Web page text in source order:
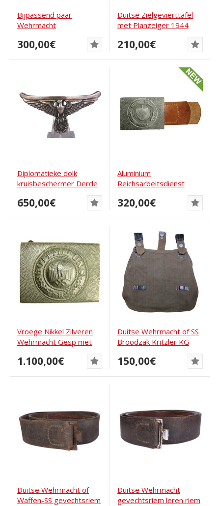
Bijpassend paar
Wehrmacht
geweermunitiezakken
gemerkt 0/10...
300,00€
Duitse Zielgevierttafel
met Planzeiger 1944
210,00€
Diplomatieke dolk
kruisbeschermer Derde
650,00€
Aluminium
Reichsarbeitsdienst
Julius...
320,00€
Vroege Nikkel Zilveren
Wehrmacht Gesp met
1.100,00€
Duitse Wehrmacht of SS
Broodzak Kritzler KG
150,00€
Duitse Wehrmacht of
Waffen-SS gevechtsriem
Duitse Wehrmacht
gevechtsriem leren riem